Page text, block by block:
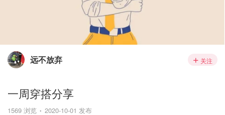
远不放弃 关注
一周穿搭分享
1569 浏览 2020-10-01 发布